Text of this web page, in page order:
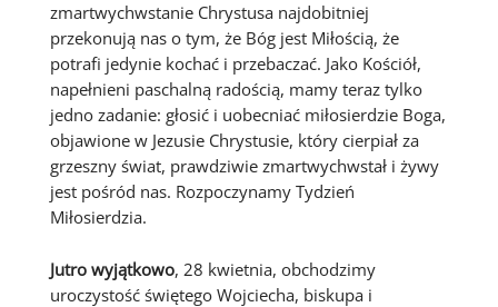
zmartwychwstanie Chrystusa najdobitniej
przekonują nas o tym, że Bóg jest Miłością, że
potrafi jedynie kochać i przebaczać. Jako Kościół,
napełnieni paschalną radością, mamy teraz tylko
jedno zadanie: głosić i uobecniać miłosierdzie Boga,
objawione w Jezusie Chrystusie, który cierpiał za
grzeszny świat, prawdziwie zmartwychwstał i żywy
jest pośród nas. Rozpoczynamy Tydzień
Miłosierdzia.
Jutro wyjątkowo, 28 kwietnia, obchodzimy
uroczystość świętego Wojciecha, biskupa i